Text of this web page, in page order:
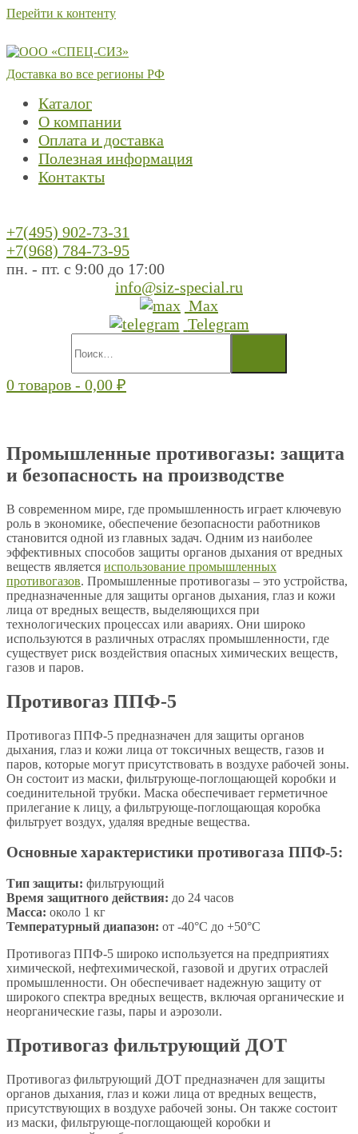
Перейти к контенту
Доставка во все регионы РФ
Каталог
О компании
Оплата и доставка
Полезная информация
Контакты
+7(495) 902-73-31
+7(968) 784-73-95
пн. - пт. с 9:00 до 17:00
info@siz-special.ru
Max
Telegram
0 товаров - 0,00 ₽
Промышленные противогазы: защита
и безопасность на производстве
В современном мире, где промышленность играет ключевую
роль в экономике, обеспечение безопасности работников
становится одной из главных задач. Одним из наиболее
эффективных способов защиты органов дыхания от вредных
веществ является использование промышленных
противогазов. Промышленные противогазы – это устройства,
предназначенные для защиты органов дыхания, глаз и кожи
лица от вредных веществ, выделяющихся при
технологических процессах или авариях. Они широко
используются в различных отраслях промышленности, где
существует риск воздействия опасных химических веществ,
газов и паров.
Противогаз ППФ-5
Противогаз ППФ-5 предназначен для защиты органов
дыхания, глаз и кожи лица от токсичных веществ, газов и
паров, которые могут присутствовать в воздухе рабочей зоны.
Он состоит из маски, фильтрующе-поглощающей коробки и
соединительной трубки. Маска обеспечивает герметичное
прилегание к лицу, а фильтрующе-поглощающая коробка
фильтрует воздух, удаляя вредные вещества.
Основные характеристики противогаза ППФ-5:
Тип защиты: фильтрующий
Время защитного действия: до 24 часов
Масса: около 1 кг
Температурный диапазон: от -40°C до +50°C
Противогаз ППФ-5 широко используется на предприятиях
химической, нефтехимической, газовой и других отраслей
промышленности. Он обеспечивает надежную защиту от
широкого спектра вредных веществ, включая органические и
неорганические газы, пары и аэрозоли.
Противогаз фильтрующий ДОТ
Противогаз фильтрующий ДОТ предназначен для защиты
органов дыхания, глаз и кожи лица от вредных веществ,
присутствующих в воздухе рабочей зоны. Он также состоит
из маски, фильтрующе-поглощающей коробки и